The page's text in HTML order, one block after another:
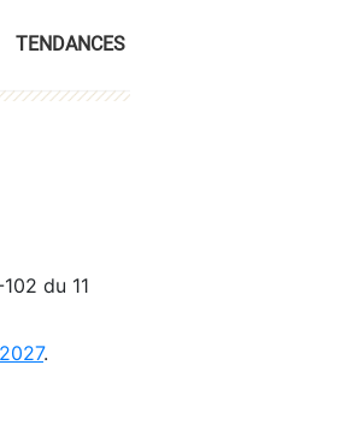
TENDANCES
du 11
.